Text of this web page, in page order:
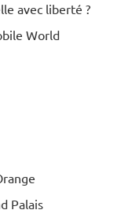
avec liberté ?
World
Palais